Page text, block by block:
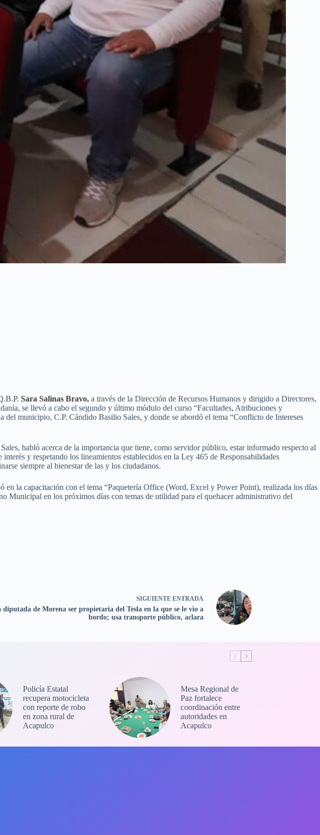
Sara Salinas Bravo, a través de la Dirección de Recursos Humanos y dirigido a Directores,
se llevó a cabo el segundo y último módulo del curso “Facultades, Atribuciones y
municipio, C.P. Cándido Basilio Sales, y donde se abordó el tema “Conflicto de Intereses
habló acerca de la importancia que tiene, como servidor público, estar informado respecto al
y respetando los lineamientos establecidos en la Ley 465 de Responsabilidades
siempre al bienestar de las y los ciudadanos.
en la capacitación con el tema “Paquetería Office (Word, Excel y Power Point), realizada los días
Municipal en los próximos días con temas de utilidad para el quehacer administrativo del
SIGUIENTE ENTRADA
diputada de Morena ser propietaria del Tesla en la que se le vio a
bordo; usa transporte público, aclara
Policía Estatal
recupera motocicleta
con reporte de robo
en zona rural de
Acapulco
Mesa Regional de
Paz fortalece
coordinación entre
autoridades en
Acapulco